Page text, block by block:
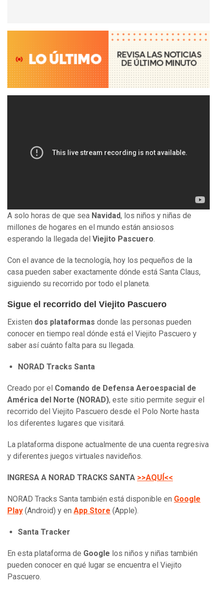
A solo horas de que sea Navidad, los niños y niñas de
millones de hogares en el mundo están ansiosos
esperando la llegada del Viejito Pascuero
Con el avance de la tecnología, hoy los pequeños de la
casa pueden saber exactamente dónde está Santa Claus,
siguiendo su recorrido por todo el planeta.
Sigue el recorrido del Viejito Pascuero
Existen dos plataformas donde las personas pueden
conocer en tiempo real dónde está el Viejito Pascuero y
saber así cuánto falta para su llegada.
NORAD Tracks Santa
Creado por el Comando de Defensa Aeroespacial de
América del Norte (NORAD), este sitio permite seguir el
recorrido del Viejito Pascuero desde el Polo Norte hasta
los diferentes lugares que visitará.
La plataforma dispone actualmente de una cuenta regresiva
y diferentes juegos virtuales navideños.
INGRESA A NORAD TRACKS SANTA >>AQUÍ<<
NORAD Tracks Santa también está disponible en Google
Play (Android) y en App Store (Apple).
Santa Tracker
En esta plataforma de Google los niños y niñas también
pueden conocer en qué lugar se encuentra el Viejito
Pascuero.